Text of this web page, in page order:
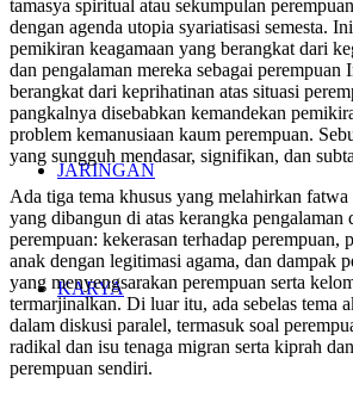
JARINGAN
KARYA
tamasya spiritual atau sekumpulan
dengan agenda utopia syariatisasi semesta.
pemikiran keagamaan yang berangkat dari
dan pengalaman mereka sebagai perempuan
berangkat dari keprihatinan atas situasi
pangkalnya disebabkan kemandekan
problem kemanusiaan kaum perempuan.
yang sungguh mendasar, signifikan, dan
Ada tiga tema khusus yang melahirkan
yang dibangun di atas kerangka pengalaman
perempuan: kekerasan terhadap perempuan,
anak dengan legitimasi agama, dan dampak
yang menyengsarakan perempuan serta
termarjinalkan. Di luar itu, ada sebelas tema
dalam diskusi paralel, termasuk soal
radikal dan isu tenaga migran serta kiprah
perempuan sendiri.